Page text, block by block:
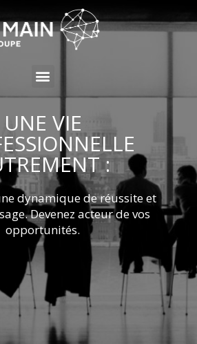
UNE VIE
:
dynamique de réussite et
Devenez acteur de vos
opportunités.